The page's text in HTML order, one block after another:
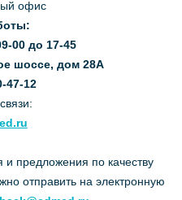
офис
00 до 17-45
шоссе, дом 28А
47-12
и предложения по качеству
отправить на электронную